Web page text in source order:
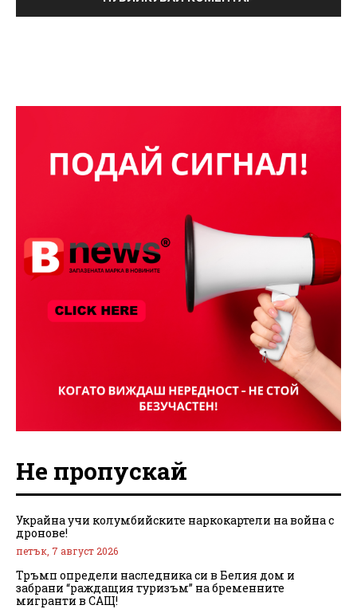
Не пропускай
Украйна учи колумбийските наркокартели на война с
дронове!
петък, 7 август 2026
Тръмп определи наследника си в Белия дом и
забрани “раждащия туризъм” на бременните
мигранти в САЩ!